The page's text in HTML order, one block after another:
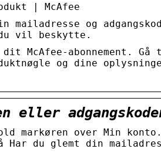
| McAfee
og
vil beskytte.
McAfee-abonnement.
og dine
eller
markøren over Min
Har du glemt din